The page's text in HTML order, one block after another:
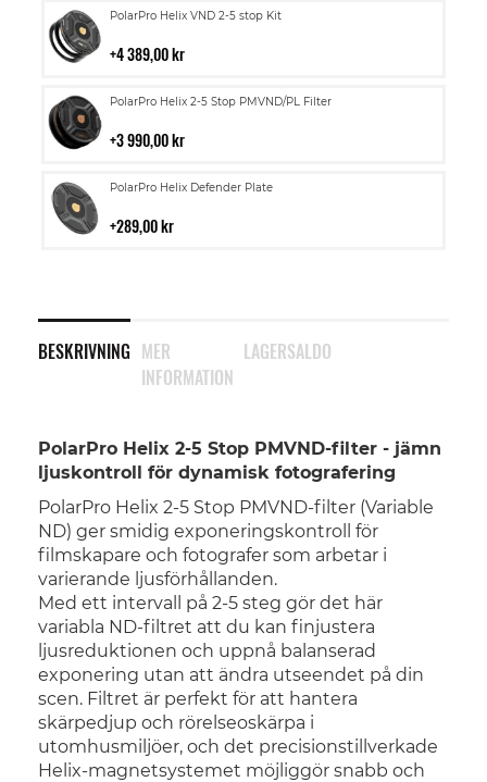
PolarPro Helix VND 2-5 stop Kit
4 389,00 kr
Lägg
i
PolarPro Helix 2-5 Stop PMVND/PL Filter
3 990,00 kr
Lägg
i
PolarPro Helix Defender Plate
289,00 kr
Lägg
i
BESKRIVNING
PolarPro Helix 2-5 Stop PMVND-filter - jämn
ljuskontroll för dynamisk fotografering
PolarPro Helix 2-5 Stop PMVND-filter (Variable
ND) ger smidig exponeringskontroll för
filmskapare och fotografer som arbetar i
varierande ljusförhållanden.
Med ett intervall på 2-5 steg gör det här
variabla ND-filtret att du kan finjustera
ljusreduktionen och uppnå balanserad
exponering utan att ändra utseendet på din
scen. Filtret är perfekt för att hantera
skärpedjup och rörelseoskärpa i
utomhusmiljöer, och det precisionstillverkade
Helix-magnetsystemet möjliggör snabb och
MER
INFORMATION
LAGERSALDO